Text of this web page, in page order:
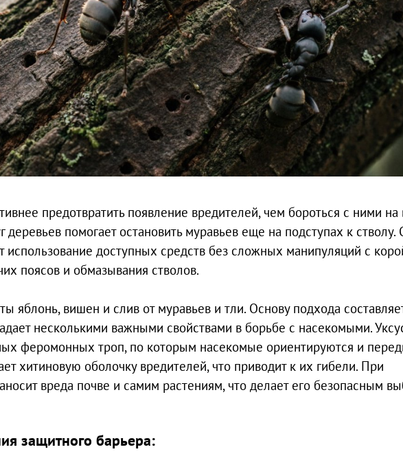
предотвратить появление вредителей, чем бороться с ними на
помогает остановить муравьев еще на подступах к стволу.
доступных средств без сложных манипуляций с
поясов и обмазывания стволов.
яблонь, вишен и слив от муравьев и тли. Основу подхода
несколькими важными свойствами в борьбе с насекомыми.
феромонных троп, по которым насекомые ориентируются и
хитиновую оболочку вредителей, что приводит к их гибели. При
вреда почве и самим растениям, что делает его безопасным
защитного барьера: